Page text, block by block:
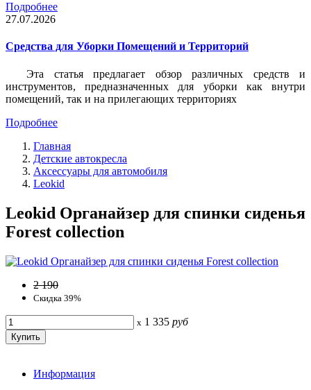
Подробнее
27.07.2026
Средства для Уборки Помещений и Территорий
Эта статья предлагает обзор различных средств и
инструментов, предназначенных для уборки как внутри
помещений, так и на прилегающих территориях
Подробнее
Главная
Детские автокресла
Аксессуары для автомобиля
Leokid
Leokid Органайзер для спинки сиденья
Forest collection
2 190
Скидка 39%
x 1 335 руб
Информация